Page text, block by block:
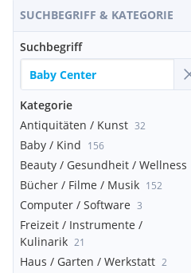
SUCHBEGRIFF & KATEGORIE
Suchbegriff
Kategorie
Antiquitäten / Kunst 32
Baby / Kind 156
Beauty / Gesundheit / Wellness
Bücher / Filme / Musik 152
Computer / Software 3
Freizeit / Instrumente /
Kulinarik 21
Haus / Garten / Werkstatt 2